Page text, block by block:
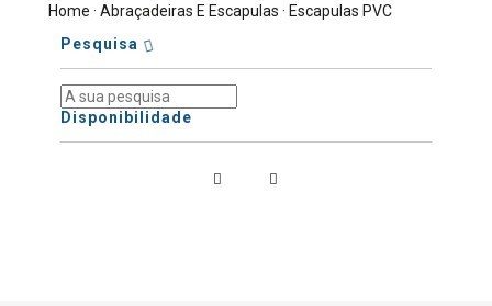
Home ·Abraçadeiras E Escapulas · Escapulas PVC
Pesquisa
Disponibilidade